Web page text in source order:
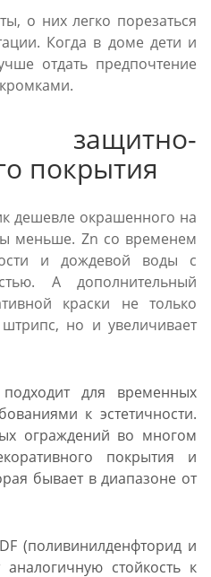
о них легко порезаться
Когда в доме дети и
отдать предпочтение
покрытия
дешевле окрашенного на
меньше. Zn со временем
и дождевой воды с
А дополнительный
краски не только
но и увеличивает
для временных
к эстетичности.
ограждений во многом
покрытия и
бывает в диапазоне от
(поливинилденфторид и
стойкость к